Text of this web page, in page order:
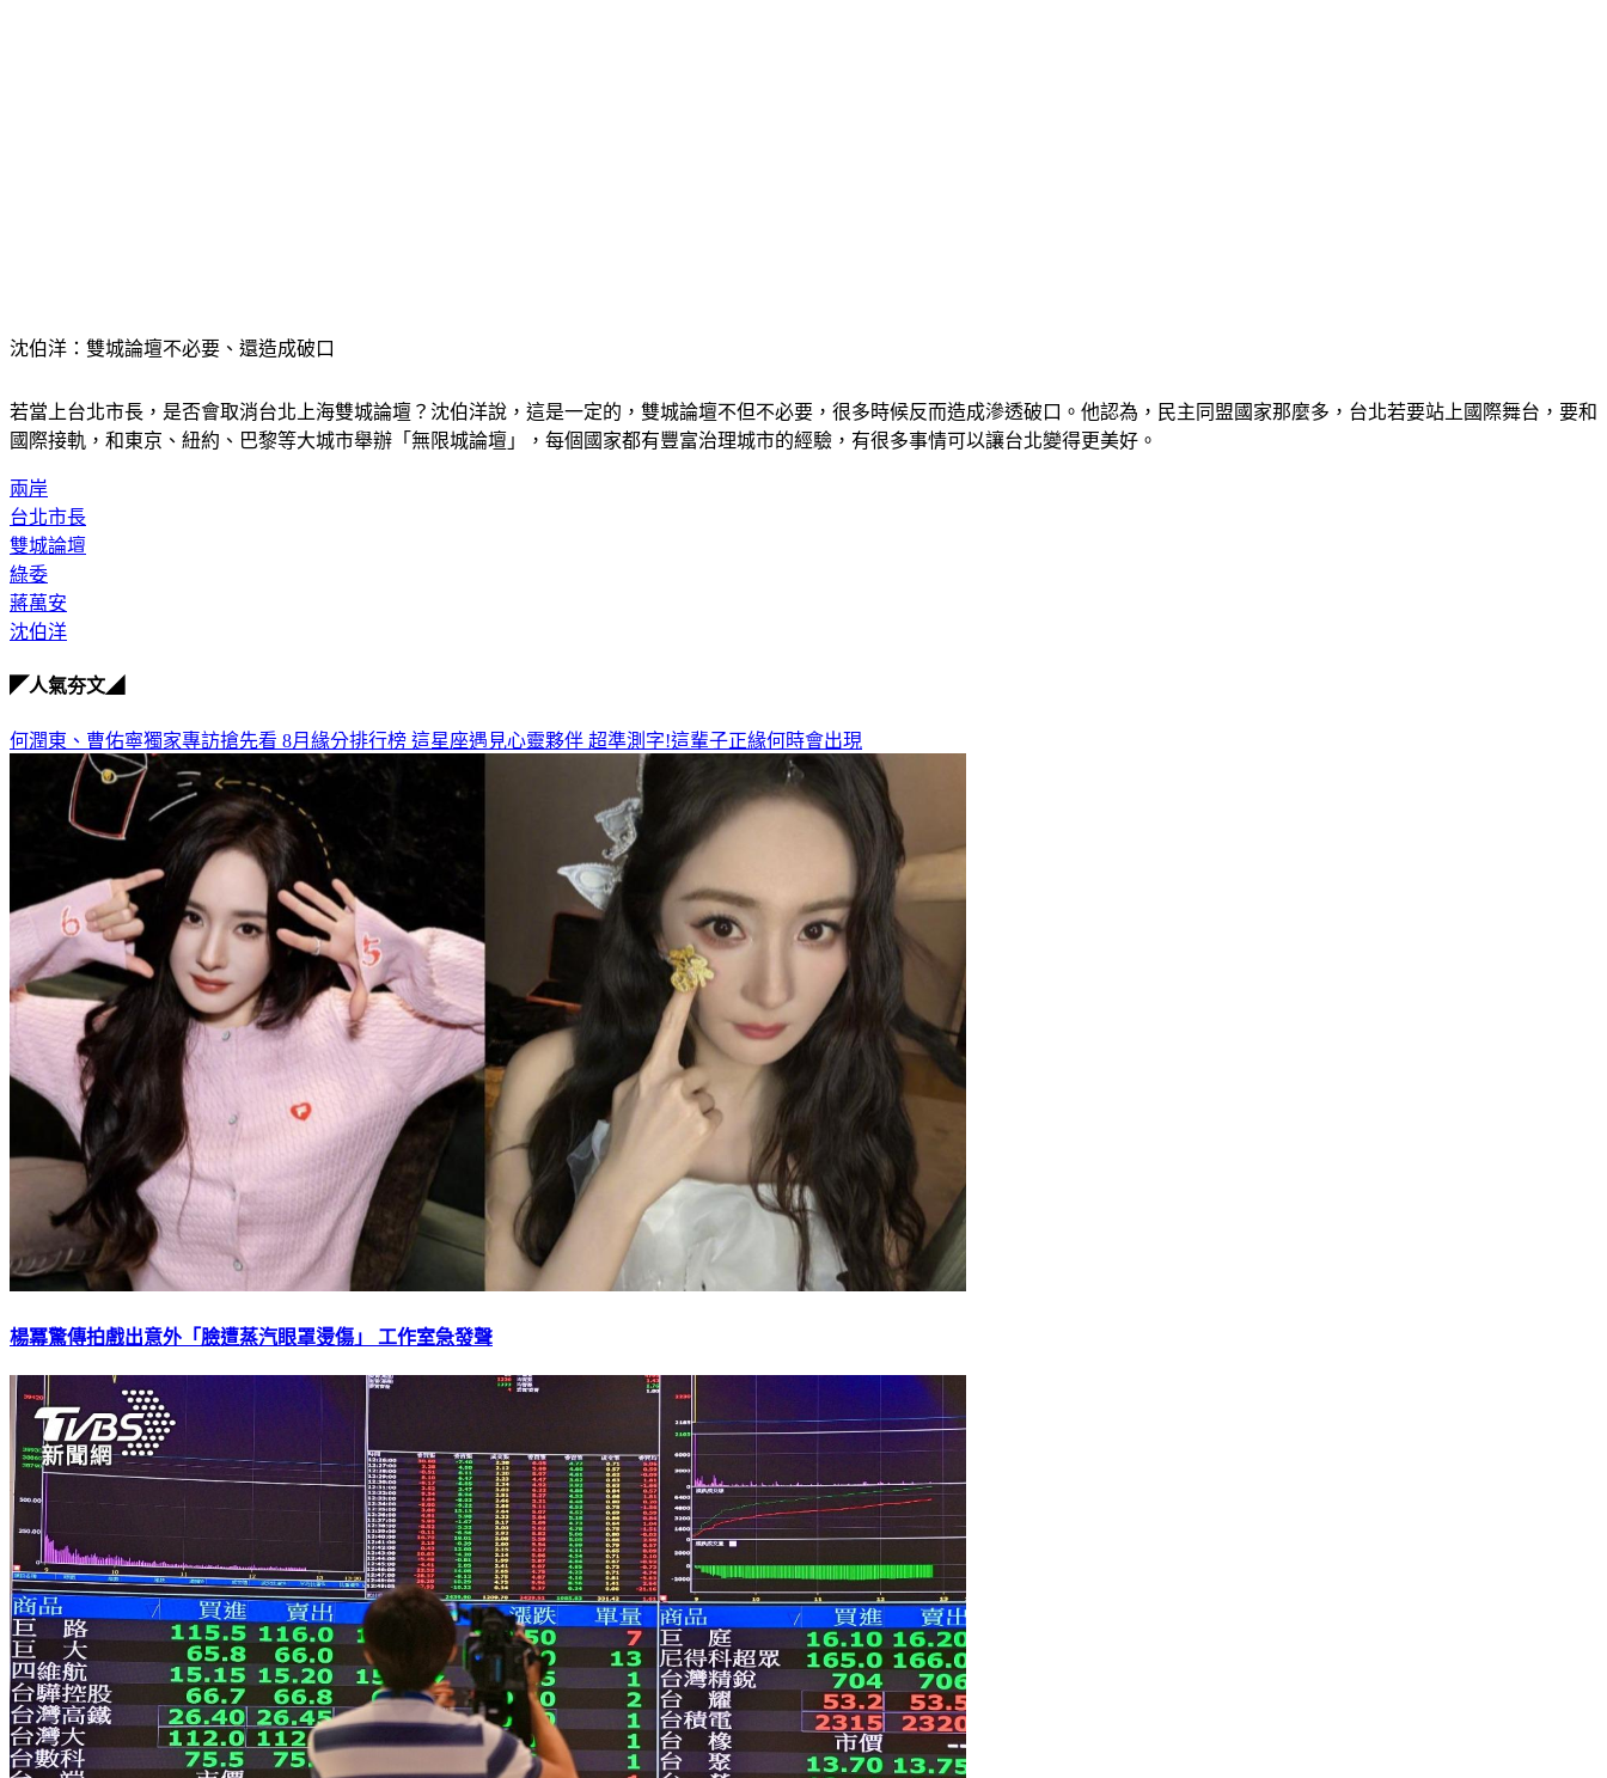
沈伯洋：雙城論壇不必要、還造成破口
若當上台北市長，是否會取消台北上海雙城論壇？沈伯洋說，這是一定的，雙城論壇不但不必要，很多時候反而造成滲透破口。他認為，民主同盟國家那麼多，台北若要站上國際舞台，要和
國際接軌，和東京、紐約、巴黎等大城市舉辦「無限城論壇」，每個國家都有豐富治理城市的經驗，有很多事情可以讓台北變得更美好。
兩岸
台北市長
雙城論壇
綠委
蔣萬安
沈伯洋
◤人氣夯文◢
何潤東、曹佑寧獨家專訪搶先看 8月緣分排行榜 這星座遇見心靈夥伴 超準測字!這輩子正緣何時會出現
楊冪驚傳拍戲出意外「臉遭蒸汽眼罩燙傷」 工作室急發聲